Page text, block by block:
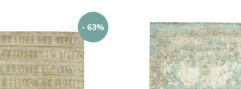
- 63%